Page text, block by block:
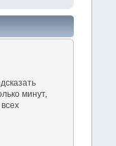
минут,